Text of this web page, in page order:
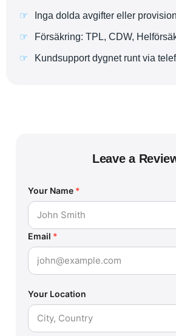
Inga dolda avgifter eller
Försäkring: TPL, CDW,
Kundsupport dygnet runt via
Leave a
Your Name *
Email *
Your Location